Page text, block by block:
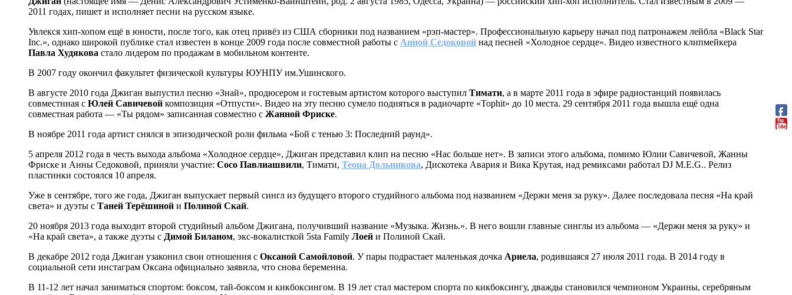
2011 годах, пишет и исполняет песни на русском языке.
Увлекся хип-хопом ещё в юности, после того, как отец привёз из США сборники под названием «рэп-мастер». Профессиональную карьеру начал под патронажем лейбла «Black Star
Inc.», однако широкой публике стал известен в конце 2009 года после совместной работы с Анной Седоковой над песней «Холодное сердце». Видео известного клипмейкера
Павла Худякова стало лидером по продажам в мобильном контенте.
В 2007 году окончил факультет физической культуры ЮУНПУ им.Ушинского.
В августе 2010 года Джиган выпустил песню «Знай», продюсером и гостевым артистом которого выступил Тимати, а в марте 2011 года в эфире радиостанций появилась
совместнная с Юлей Савичевой композиция «Отпусти». Видео на эту песню сумело подняться в радиочарте «Tophit» до 10 места. 29 сентября 2011 года вышла ещё одна
совместная работа — «Ты рядом» записанная совместно с Жанной Фриске.
В ноябре 2011 года артист снялся в эпизодической роли фильма «Бой с тенью 3: Последний раунд».
5 апреля 2012 года в честь выхода альбома «Холодное сердце», Джиган представил клип на песню «Нас больше нет». В записи этого альбома, помимо Юлии Савичевой, Жанны
Фриске и Анны Седоковой, приняли участие: Сосо Павлиашвили, Тимати, Теона Дольникова, Дискотека Авария и Вика Крутая, над ремиксами работал DJ M.E.G.. Релиз
пластинки состоялся 10 апреля.
Уже в сентябре, того же года, Джиган выпускает первый сингл из будущего второго студийного альбома под названием «Держи меня за руку». Далее последовала песня «На край
света» и дуэты с Таней Терёшиной и Полиной Скай.
20 ноября 2013 года выходит второй студийный альбом Джигана, получивший название «Музыка. Жизнь.». В него вошли главные синглы из альбома — «Держи меня за руку» и
«На край света», а также дуэты с Димой Биланом, экс-вокалисткой 5sta Family Лоей и Полиной Скай.
В декабре 2012 года Джиган узаконил свои отношения с Оксаной Самойловой. У пары подрастает маленькая дочка Ариела, родившаяся 27 июля 2011 года. В 2014 году в
социальной сети инстаграм Оксана официально заявила, что снова беременна.
В 11-12 лет начал заниматься спортом: боксом, тай-боксом и кикбоксингом. В 19 лет стал мастером спорта по кикбоксингу, дважды становился чемпионом Украины, серебряным